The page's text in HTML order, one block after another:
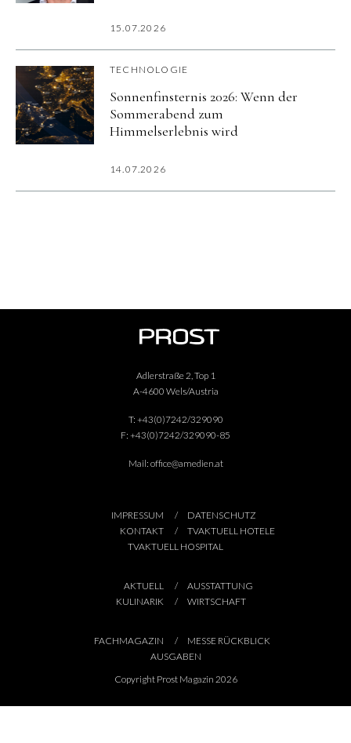
15.07.2026
TECHNOLOGIE
Sonnenfinsternis 2026: Wenn der
Sommerabend zum
Himmelserlebnis wird
14.07.2026
Adlerstraße 2, Top 1
A-4600 Wels/Austria
T: +43(0)7242/329090
F: +43(0)7242/329090-85
Mail: office@amedien.at
IMPRESSUM
DATENSCHUTZ
KONTAKT
TVAKTUELL HOTELE
TVAKTUELL HOSPITAL
AKTUELL
AUSSTATTUNG
KULINARIK
WIRTSCHAFT
FACHMAGAZIN
MESSE RÜCKBLICK
AUSGABEN
Copyright Prost Magazin 2026